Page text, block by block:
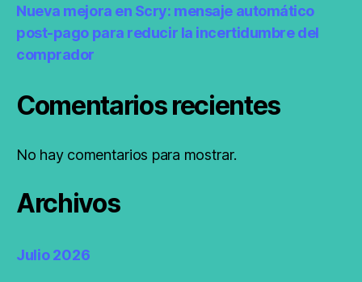
Nueva mejora en Scry: mensaje automático
post-pago para reducir la incertidumbre del
comprador
Comentarios recientes
No hay comentarios para mostrar.
Archivos
Julio 2026